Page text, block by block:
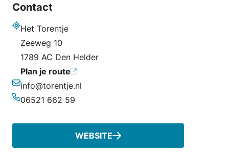
Contact
Het Torentje
Zeeweg 10
1789 AC Den Helder
Plan je route
E-mailadres
info@torentje.nl
06521 662 59
WEBSITE